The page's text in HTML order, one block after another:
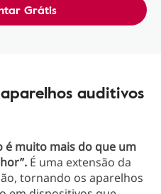
Grátis
auditivos
é muito mais do que um
É uma extensão da
tornando os aparelhos